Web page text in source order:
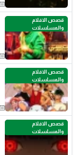
قصص الافلام
والمسلسلات
قصص الافلام
والمسلسلات
قصص الافلام
والمسلسلات